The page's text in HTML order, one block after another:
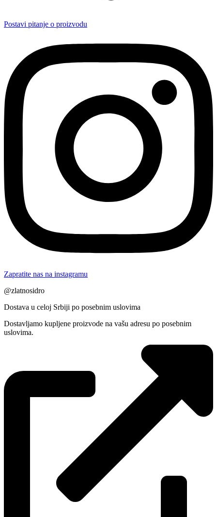
Postavi pitanje o proizvodu
Zapratite nas na instagramu
@zlatnosidro
Dostava u celoj Srbiji po posebnim uslovima
Dostavljamo kupljene proizvode na vašu adresu po posebnim
uslovima.